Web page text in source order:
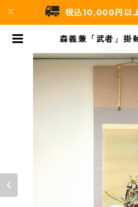
税込10,000円以
森義兼「武者」掛